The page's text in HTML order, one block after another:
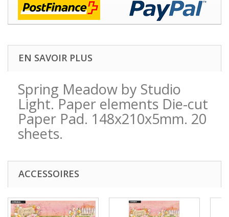
EN SAVOIR PLUS
Spring Meadow by Studio
Light. Paper elements Die-cut
Paper Pad. 148x210x5mm. 20
sheets.
ACCESSOIRES